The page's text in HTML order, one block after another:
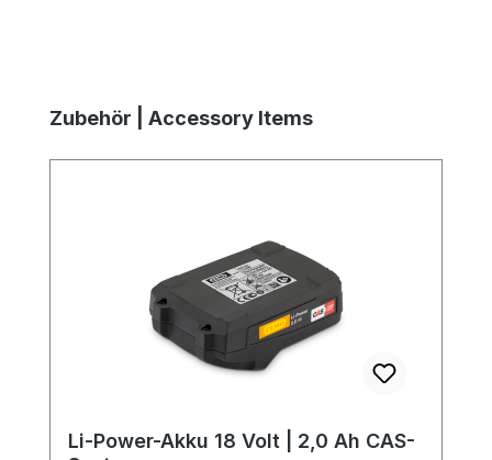
Produktgalerie überspringen
Zubehör | Accessory Items
Li-Power-Akku 18 Volt | 2,0 Ah CAS-